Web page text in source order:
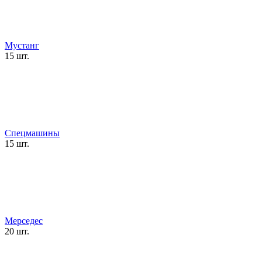
Мустанг
15 шт.
Спецмашины
15 шт.
Мерседес
20 шт.